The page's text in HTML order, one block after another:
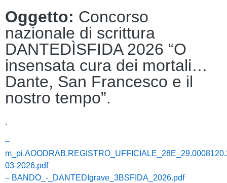
Oggetto: Concorso
nazionale di scrittura
DANTEDÌSFIDA 2026 “O
insensata cura dei mortali…
Dante, San Francesco e il
nostro tempo”.
.
–
03-2026.pdf
– BANDO_-_DANTEDIgrave_3BSFIDA_2026.pdf